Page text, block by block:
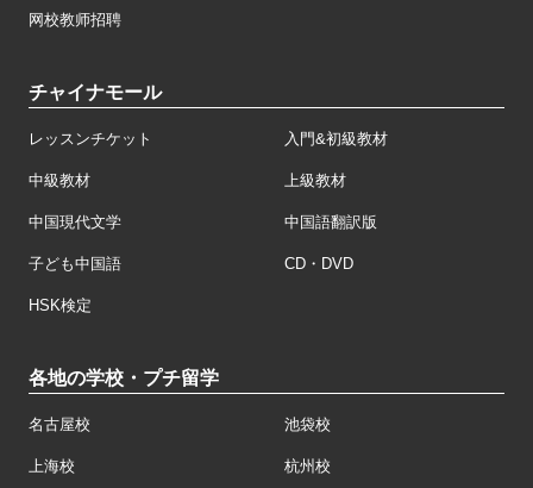
网校教师招聘
チャイナモール
レッスンチケット 入門&初級教材
中級教材 上級教材
中国現代文学 中国語翻訳版
子ども中国語 CD・DVD
HSK検定
各地の学校・プチ留学
名古屋校 池袋校
上海校 杭州校